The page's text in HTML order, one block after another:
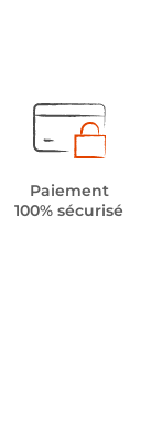
Paiement
100% sécurisé